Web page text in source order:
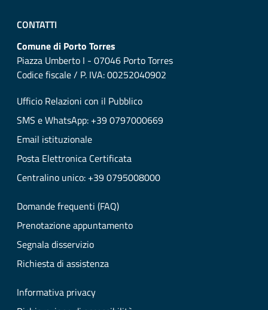
CONTATTI
Comune di Porto Torres
Piazza Umberto I - 07046 Porto Torres
Codice fiscale / P. IVA: 00252040902
Ufficio Relazioni con il Pubblico
SMS e WhatsApp: +39 0797000669
Email istituzionale
Posta Elettronica Certificata
Centralino unico: +39 0795008000
Domande frequenti (FAQ)
Prenotazione appuntamento
Segnala disservizio
Richiesta di assistenza
Informativa privacy